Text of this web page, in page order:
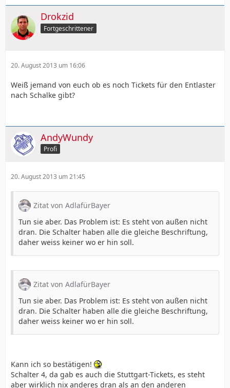
Drokzid
Fortgeschrittener
20. August 2013 um 16:06
Weiß jemand von euch ob es noch Tickets für den Entlaster
nach Schalke gibt?
AndyWundy
Profi
20. August 2013 um 21:45
Zitat von AdlafürBayer
Tun sie aber. Das Problem ist: Es steht von außen nicht
dran. Die Schalter haben alle die gleiche Beschriftung,
daher weiss keiner wo er hin soll.
Zitat von AdlafürBayer
Tun sie aber. Das Problem ist: Es steht von außen nicht
dran. Die Schalter haben alle die gleiche Beschriftung,
daher weiss keiner wo er hin soll.
Kann ich so bestätigen!
Schalter 4, da gab es auch die Stuttgart-Tickets, es steht
aber wirklich nix anderes dran als an den anderen